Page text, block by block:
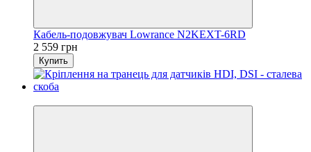
Кабель-подовжувач Lowrance N2KEXT-6RD
2 559 грн
Купить